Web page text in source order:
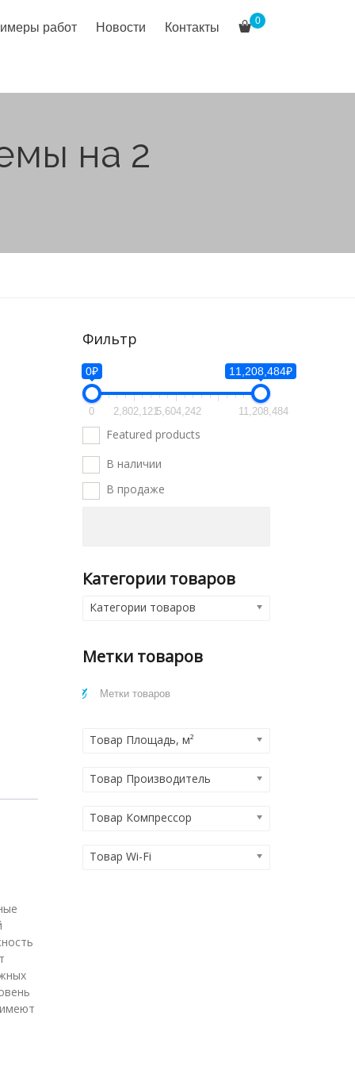
работ Новости Контакты 0
на 2
Фильтр
0₽ 11,208,484₽
0 2,802,1215,604,242 11,208,484
Featured products
В наличии
В продаже
Категории товаров
Категории товаров
Метки товаров
Товар Площадь, м²
Товар Производитель
Товар Компрессор
Товар Wi-Fi